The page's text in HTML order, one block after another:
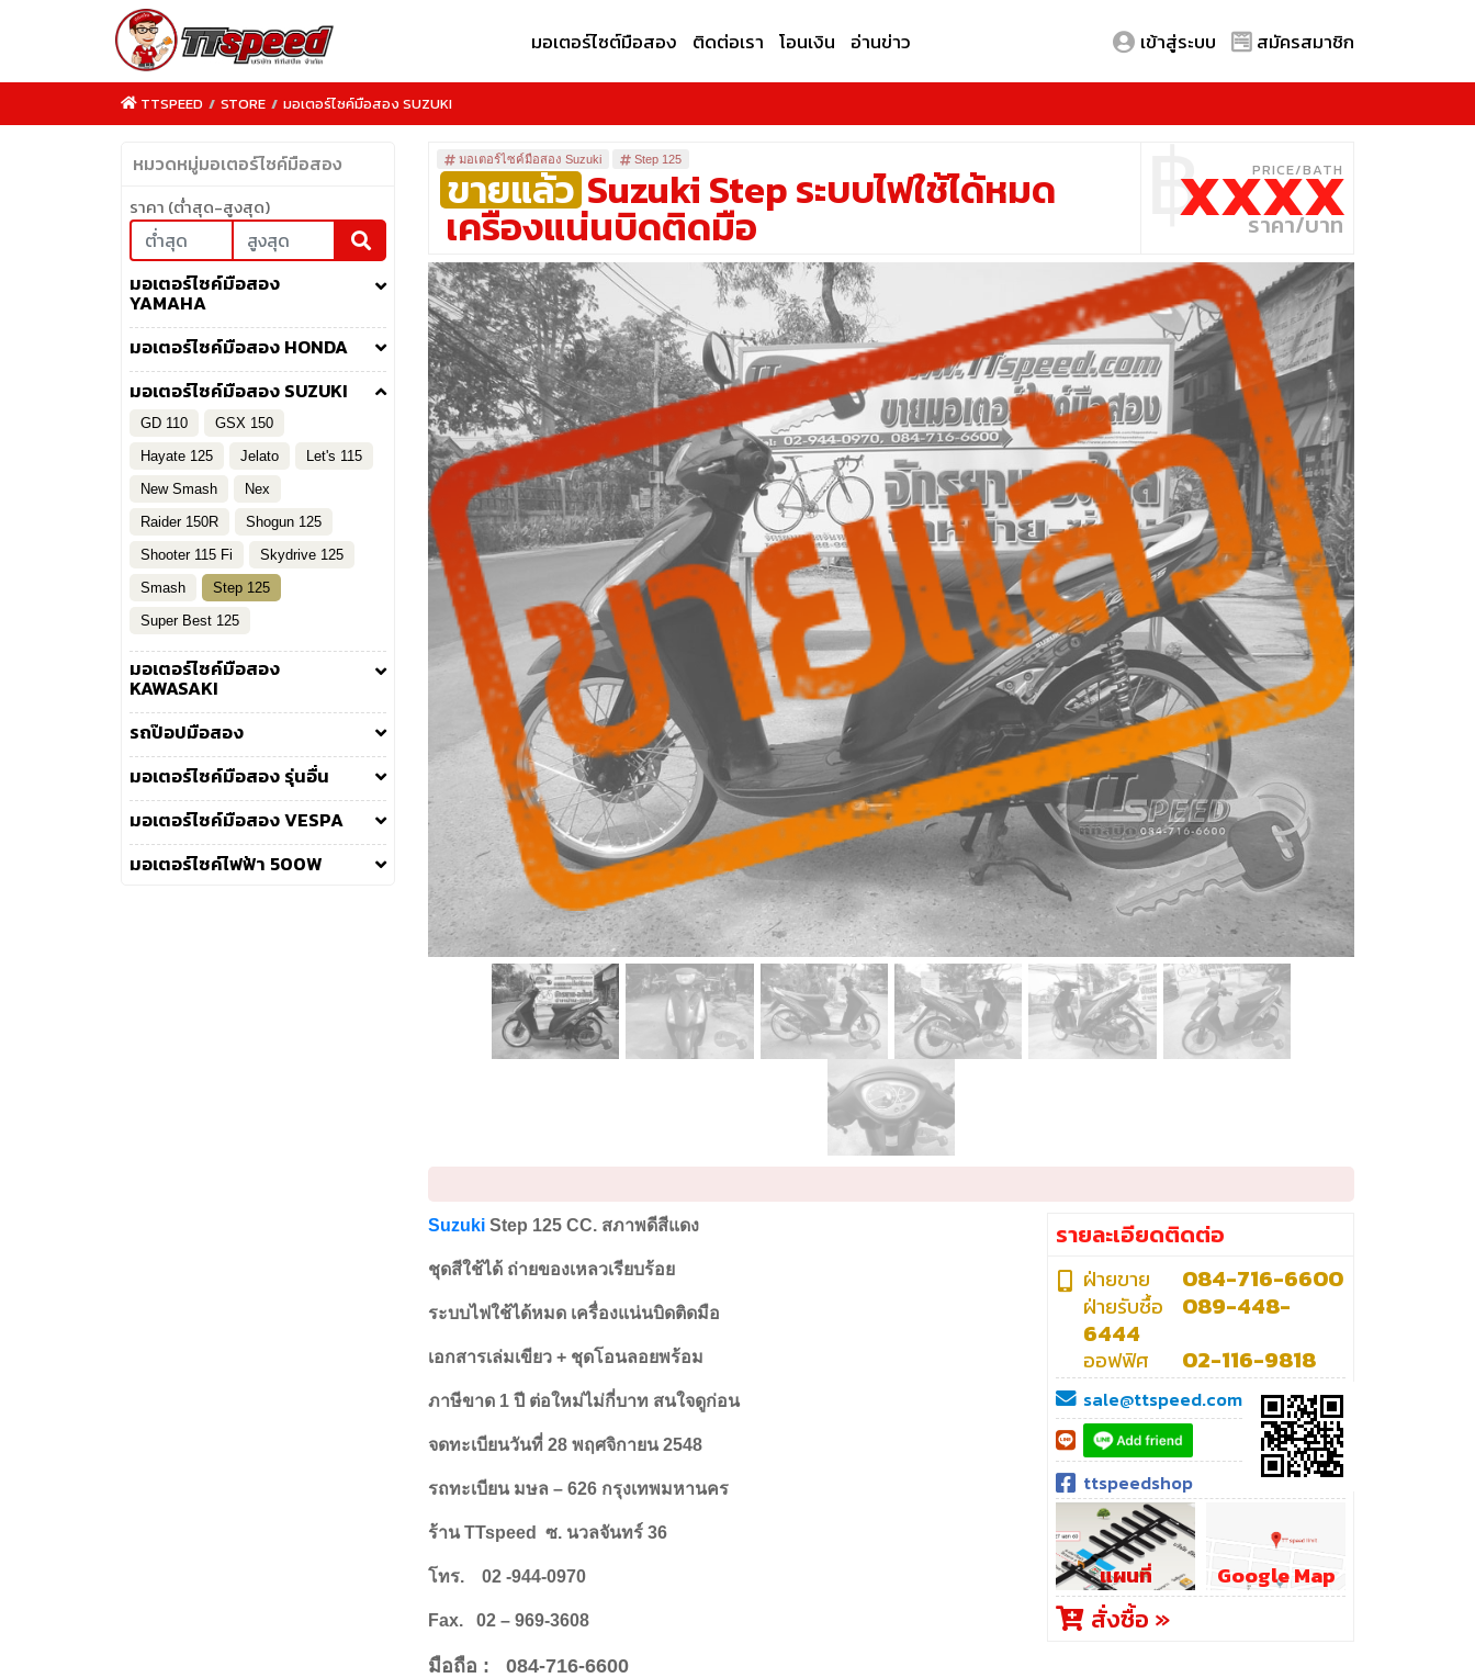
TTSPEED.COM
มอเตอร์ไซต์มือสอง ติดต่อเรา โอนเงิน อ่านข่าว เข้าสู่ระบบ สมัครสมาชิก
TTSPEED / STORE / มอเตอร์ไซค์มือสอง SUZUKI
Step 125
มอเตอร์ไซค์มือสอง Suzuki
ขายแล้ว Suzuki Step ระบบไฟใช้ได้หมด
เครื่องแน่นบิดติดมือ XXXX
฿
Suzuki Step 125 CC. สภาพดีสีแดง
ชุดสีใช้ได้ ถ่ายของเหลวเรียบร้อย
ระบบไฟใช้ได้หมด เครื่องแน่นบิดติดมือ
เอกสารเล่มเขียว + ชุดโอนลอยพร้อม
ภาษีขาด 1 ปี ต่อใหม่ไม่กี่บาท สนใจดูก่อน
จดทะเบียนวันที่ 28 พฤศจิกายน 2548
รถทะเบียน มษล – 626 กรุงเทพมหานคร
ร้าน TTspeed ซ. นวลจันทร์ 36
โทร. 02 -944-0970
Fax. 02 – 969-3608
มือถือ : 084-716-6600
รายละเอียดติดต่อ
ฝ่ายขาย 084-716-6600
ฝ่ายรับซื้อ
089-448-
6444
ออฟฟิศ 02-116-9818
sale@ttspeed.com
ttspeedshop
แผนที่ Google Map
สั่งซื้อ »
หมวดหมู่มอเตอร์ไซค์มือสอง
ราคา (ต่ำสุด-สูงสุด)
มอเตอร์ไซค์มือสอง
YAMAHA
มอเตอร์ไซค์มือสอง HONDA
มอเตอร์ไซค์มือสอง SUZUKI
GD 110
GSX 150
Hayate 125
Jelato
Let's 115
New Smash
Nex
Raider 150R
Shogun 125
Shooter 115 Fi
Skydrive 125
Smash
Step 125
Super Best 125
มอเตอร์ไซค์มือสอง
KAWASAKI
รถป๊อปมือสอง
มอเตอร์ไซค์มือสอง รุ่นอื่น
มอเตอร์ไซค์มือสอง VESPA
มอเตอร์ไซค์ไฟฟ้า 500W